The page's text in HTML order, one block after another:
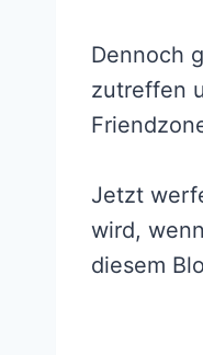
Dennoch
zutreffen
Jetzt
wird,
diesem